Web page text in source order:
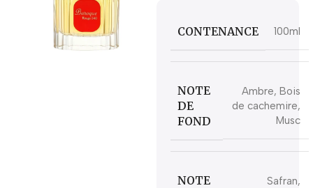
CONTENANCE 100ml
NOTE
DE
FOND
Ambre, Bois
de cachemire,
Musc
NOTE
Safran,